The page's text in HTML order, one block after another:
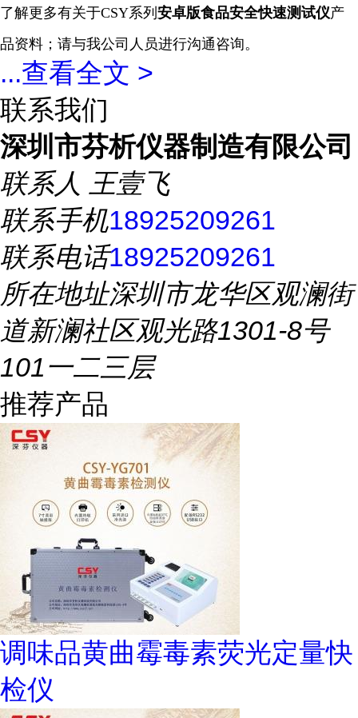
了解更多有关于CSY系列 安卓版食品安全快速测试仪产
品资料；请与我公司人员进行沟通咨询。
...查看全文 >
联系我们
深圳市芬析仪器制造有限公司
联系人 王壹飞
联系手机18925209261
联系电话18925209261
所在地址深圳市龙华区观澜街
道新澜社区观光路1301-8号
101一二三层
推荐产品
调味品黄曲霉毒素荧光定量快
检仪